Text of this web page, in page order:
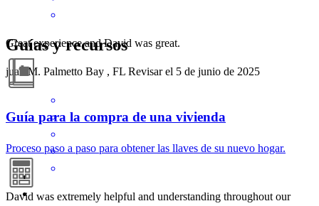
Great experience and David was great.
juan M. Palmetto Bay , FL Revisar el 5 de junio de 2025
David was extremely helpful and understanding throughout our
Guías y recursos
Guía para la compra de una vivienda
Proceso paso a paso para obtener las llaves de su nuevo hogar.